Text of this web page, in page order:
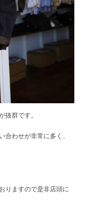
抜群です。
合わせが非常に多く、
りますので是非店頭に